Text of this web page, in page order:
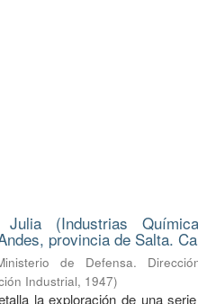
Julia (Industrias
provincia de Salta.
de Defensa.
Industrial, 1947)
la exploración de una